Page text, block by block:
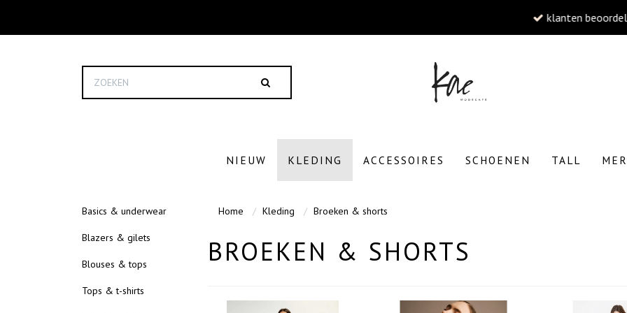
klanten beoordelen Kae met een 5/5
NIEUW KLEDING ACCESSOIRES SCHOENEN TALL
Basics & underwear
Blazers & gilets
Blouses & tops
Tops & t-shirts
Home Kleding Broeken & shorts
BROEKEN & SHORTS